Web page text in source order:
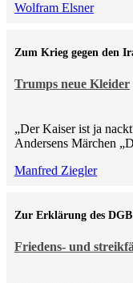
Wolfram Elsner
Trumps neue Kleider
Zum Krieg gegen den
„Der Kaiser ist ja
Andersens Märchen
Manfred Ziegler
Friedens- und
Zur Erklärung des